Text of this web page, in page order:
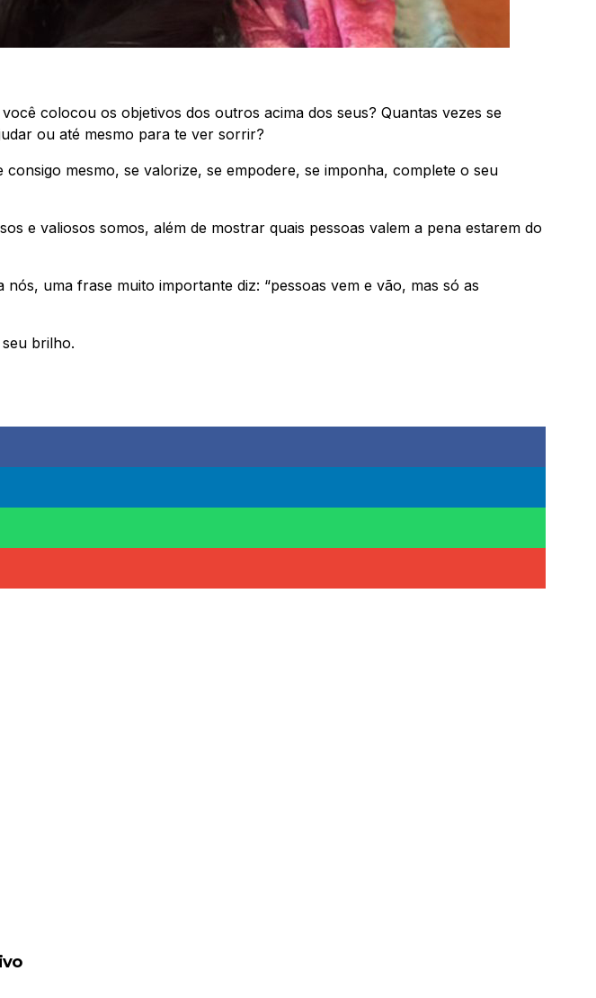
colocou os objetivos dos outros acima dos seus? Quantas vezes se
ou até mesmo para te ver sorrir?
mesmo, se valorize, se empodere, se imponha, complete o seu
e valiosos somos, além de mostrar quais pessoas valem a pena estarem do
uma frase muito importante diz: “pessoas vem e vão, mas só as
brilho.